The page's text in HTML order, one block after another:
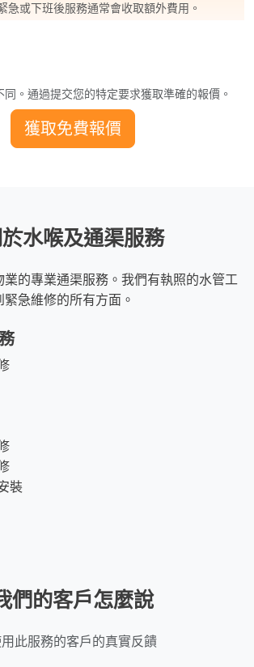
急或下班後服務通常會收取額外費用。
。通過提交您的特定要求獲取準確的報價。
獲取免費報價
於水喉及通渠服務
業的專業通渠服務。我們有執照的水管工
急維修的所有方面。
裝
們的客戶怎麼說
此服務的客戶的真實反饋